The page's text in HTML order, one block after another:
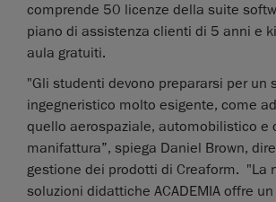
comprende 50 licenze della suite
piano di assistenza clienti di 5 anni e
aula gratuiti.
"Gli studenti devono prepararsi per un
ingegneristico molto esigente, come
quello aerospaziale, automobilistico e
manifattura”, spiega Daniel Brown,
gestione dei prodotti di Creaform. "La
soluzioni didattiche ACADEMIA offre